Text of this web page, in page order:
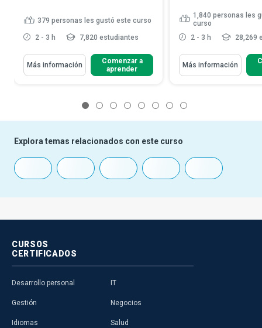
379 personas les gustó este curso
2 - 3 h 7,820 estudiantes
Más información
Comenzar a
aprender
1,840 personas les
curso
2 - 3 h
28,269
Más información
Explora temas relacionados con este curso
CURSOS
CERTIFICADOS
Desarrollo personal
Gestión
Idiomas
IT
Negocios
Salud